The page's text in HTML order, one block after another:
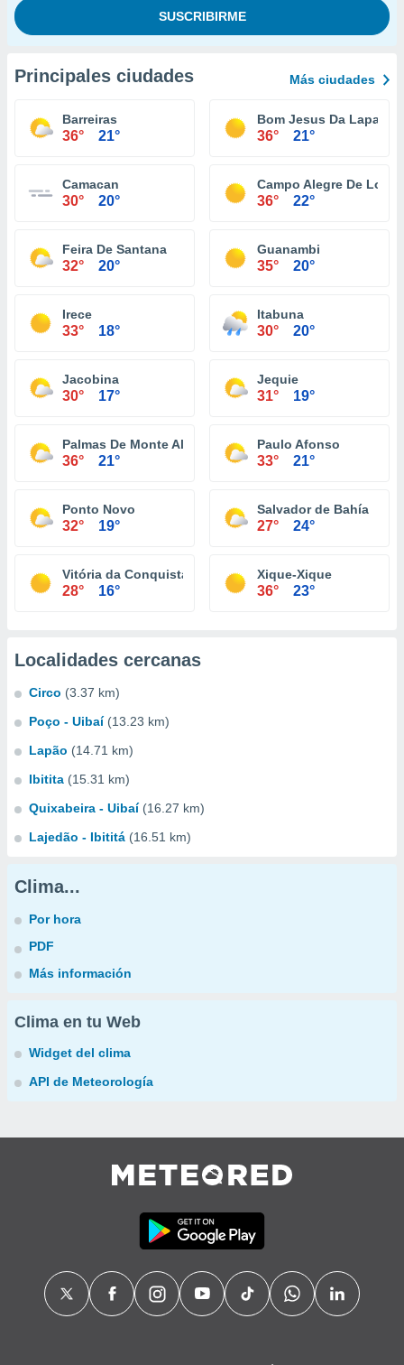
Principales ciudades Más ciudades
Barreiras
36° 21°
Bom Jesus Da Lapa
36° 21°
Camacan
30° 20°
Campo Alegre De
36° 22°
Feira De Santana
32° 20°
Guanambi
35° 20°
Irece
33° 18°
Itabuna
30° 20°
Jacobina
30° 17°
Jequie
31° 19°
Palmas De Monte Alto
36° 21°
Paulo Afonso
33° 21°
Ponto Novo
32° 19°
Salvador de Bahía
27° 24°
Vitória da Conquista
28° 16°
Xique-Xique
36° 23°
Localidades cercanas
Circo (3.37 km)
Poço - Uibaí (13.23 km)
Lapão (14.71 km)
Ibitita (15.31 km)
Quixabeira - Uibaí (16.27 km)
Lajedão - Ibititá (16.51 km)
Clima...
Por hora
PDF
Más información
Clima en tu Web
Widget del clima
API de Meteorología